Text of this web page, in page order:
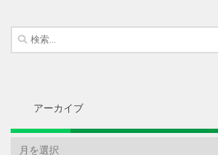
検
索:
アーカイブ